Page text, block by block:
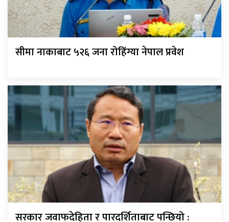
सीमा नाकाबाट ५२६ जना रोहिंग्या नेपाल प्रवेश
सरकार जवाफदेहिता र पारदर्शिताबाट पन्छियो :